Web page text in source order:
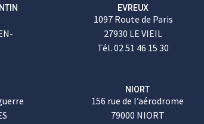
EVREUX
1097 Route de Paris
27930 LE VIEIL
Tél. 02 51 46 15 30
NIORT
156 rue de l’aérodrome
79000 NIORT